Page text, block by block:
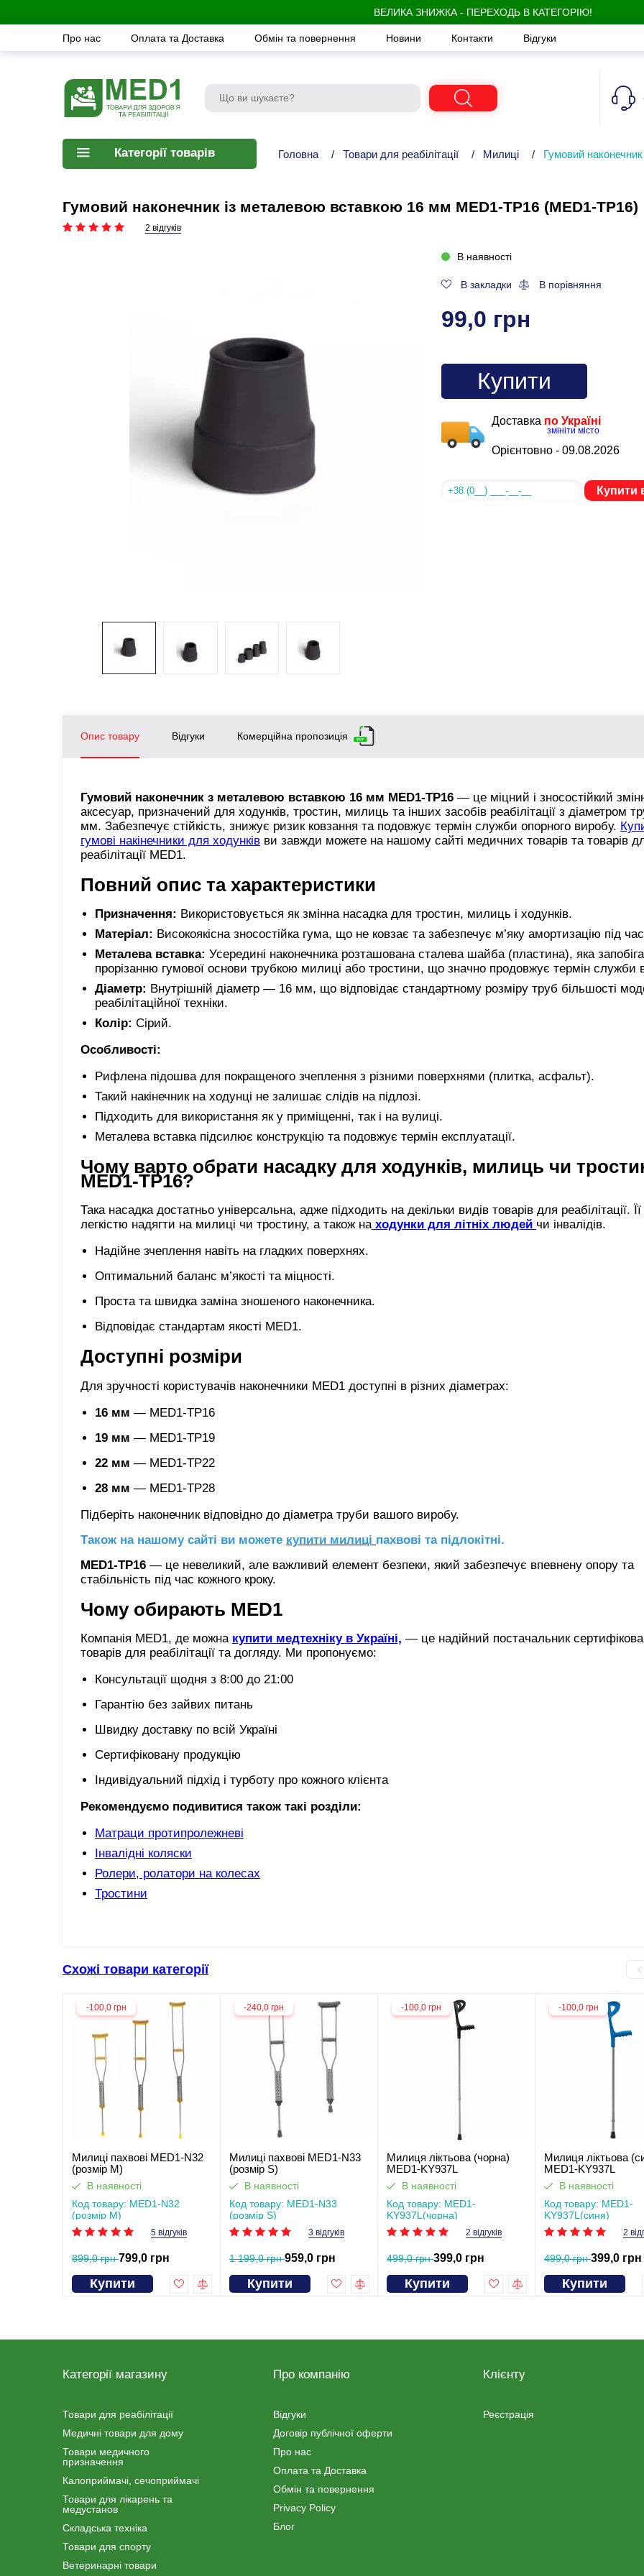
ВЕЛИКА ЗНИЖКА - ПЕРЕХОДЬ В КАТЕГОРІЮ!
Про нас Оплата та Доставка Обмін та повернення Новини Контакти Відгуки
Категорії товарів Головна / Товари для реабілітації / Милиці / Гумовий
Гумовий наконечник із металевою вставкою 16 мм MED1-TP16 (MED1-TP16)
2 відгуків
В наявності
В закладки В порівняння
99,0 грн
Купити
Доставка по Україні
змініти місто
Орієнтовно - 09.08.2026
Купити
Опис товару Відгуки Комерційна пропозиція
Гумовий наконечник з металевою вставкою 16 мм MED1-TP16 — це міцний і зносостійкий
аксесуар, призначений для ходунків, тростин, милиць та інших засобів реабілітації з діаметром
мм. Забезпечує стійкість, знижує ризик ковзання та подовжує термін служби опорного виробу.
гумові накінечники для ходунків ви завжди можете на нашому сайті медичних товарів та товарів
реабілітації MED1.
Повний опис та характеристики
Призначення: Використовується як змінна насадка для тростин, милиць і ходунків.
Матеріал: Високоякісна зносостійка гума, що не ковзає та забезпечує м’яку амортизацію під
Металева вставка: Усередині наконечника розташована сталева шайба (пластина), яка
прорізанню гумової основи трубкою милиці або тростини, що значно продовжує термін служби
Діаметр: Внутрішній діаметр — 16 мм, що відповідає стандартному розміру труб більшості
реабілітаційної техніки.
Колір: Сірий.
Особливості:
Рифлена підошва для покращеного зчеплення з різними поверхнями (плитка, асфальт).
Такий накінечник на ходунці не залишає слідів на підлозі.
Підходить для використання як у приміщенні, так і на вулиці.
Металева вставка підсилює конструкцію та подовжує термін експлуатації.
Чому варто обрати насадку для ходунків, милиць чи
MED1-TP16?
Така насадка достатньо універсальна, адже підходить на декільки видів товарів для реабілітації.
легкістю надягти на милиці чи тростину, а також на ходунки для літніх людей чи інвалідів.
Надійне зчеплення навіть на гладких поверхнях.
Оптимальний баланс м’якості та міцності.
Проста та швидка заміна зношеного наконечника.
Відповідає стандартам якості MED1.
Доступні розміри
Для зручності користувачів наконечники MED1 доступні в різних діаметрах:
16 мм — MED1-TP16
19 мм — MED1-TP19
22 мм — MED1-TP22
28 мм — MED1-TP28
Підберіть наконечник відповідно до діаметра труби вашого виробу.
Також на нашому сайті ви можете купити милиці пахвові та підлокітні.
MED1-TP16 — це невеликий, але важливий елемент безпеки, який забезпечує впевнену опору та
стабільність під час кожного кроку.
Чому обирають MED1
Компанія MED1, де можна купити медтехніку в Україні, — це надійний постачальник
товарів для реабілітації та догляду. Ми пропонуємо:
Консультації щодня з 8:00 до 21:00
Гарантію без зайвих питань
Швидку доставку по всій Україні
Сертифіковану продукцію
Індивідуальний підхід і турботу про кожного клієнта
Рекомендуємо подивитися також такі розділи:
Матраци протипролежневі
Інвалідні коляски
Ролери, ролатори на колесах
Тростини
Схожі товари категорії
-100,0 грн
Милиці пахвові MED1-N32
(розмір M)
В наявності
Код товару: MED1-N32
(розмір M)
5 відгуків
899,0 грн799,0 грн
Купити
-240,0 грн
Милиці пахвові MED1-N33
(розмір S)
В наявності
Код товару: MED1-N33
(розмір S)
3 відгуків
1 199,0 грн959,0 грн
Купити
-100,0 грн
Милиця ліктьова (чорна)
MED1-KY937L
В наявності
Код товару: MED1-
KY937L(чорна)
2 відгуків
499,0 грн399,0 грн
Купити
-100,0 грн
Милиця ліктьова
MED1-KY937L
В наявності
Код товару: MED1-
KY937L(синя)
2
499,0 грн399,0 грн
Купити
Категорії магазину
Товари для реабілітації
Медичні товари для дому
Товари медичного
призначення
Калоприймачі, сечоприймачі
Товари для лікарень та
медустанов
Складська техніка
Товари для спорту
Ветеринарні товари
Про компанію
Відгуки
Договір публічної оферти
Про нас
Оплата та Доставка
Обмін та повернення
Privacy Policy
Блог
Клієнту
Реєстрація